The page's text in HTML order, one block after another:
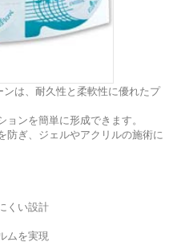
は、耐久性と柔軟性に優れたプ
ンを簡単に形成できます。
防ぎ、ジェルやアクリルの施術に
くい設計
ムを実現